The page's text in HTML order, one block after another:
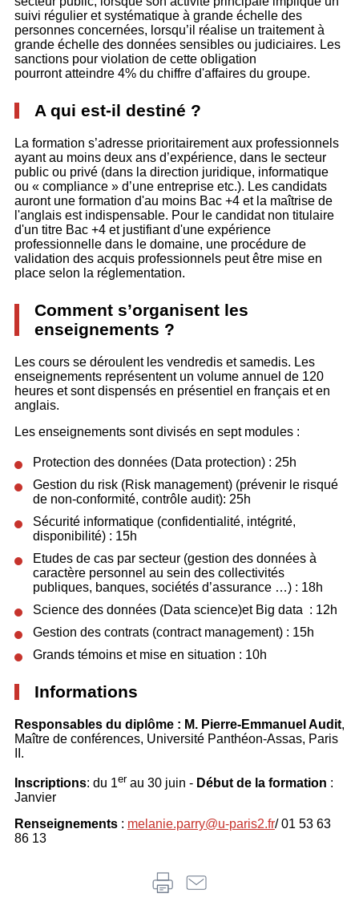
suivi régulier et systématique à grande échelle des
personnes concernées, lorsqu’il réalise un traitement à
grande échelle des données sensibles ou judiciaires. Les
sanctions pour violation de cette obligation
pourront atteindre 4% du chiffre d'affaires du groupe.
A qui est-il destiné ?
La formation s’adresse prioritairement aux professionnels
ayant au moins deux ans d’expérience, dans le secteur
public ou privé (dans la direction juridique, informatique
ou « compliance » d’une entreprise etc.). Les candidats
auront une formation d'au moins Bac +4 et la maîtrise de
l'anglais est indispensable. Pour le candidat non titulaire
d'un titre Bac +4 et justifiant d'une expérience
professionnelle dans le domaine, une procédure de
validation des acquis professionnels peut être mise en
place selon la réglementation.
Comment s’organisent les
enseignements ?
Les cours se déroulent les vendredis et samedis. Les
enseignements représentent un volume annuel de 120
heures et sont dispensés en présentiel en français et en
anglais.
Les enseignements sont divisés en sept modules :
Protection des données (Data protection) : 25h
Gestion du risk (Risk management) (prévenir le risqué
de non-conformité, contrôle audit): 25h
Sécurité informatique (confidentialité, intégrité,
disponibilité) : 15h
Etudes de cas par secteur (gestion des données à
caractère personnel au sein des collectivités
publiques, banques, sociétés d’assurance …) : 18h
Science des données (Data science)et Big data : 12h
Gestion des contrats (contract management) : 15h
Grands témoins et mise en situation : 10h
Informations
Responsables du diplôme : M. Pierre-Emmanuel Audit,
Maître de conférences, Université Panthéon-Assas, Paris
II.
Inscriptions: du 1er au 30 juin - Début de la formation :
Janvier
Renseignements : melanie.parry@u-paris2.fr/ 01 53 63
86 13